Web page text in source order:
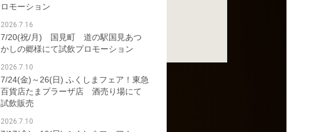
ロモーション
2026.7.16
7/20(祝/月) 国見町 道の駅国見あつ
かしの郷様にて試飲プロモーション
2026.7.10
7/24(金)～26(日) ふくしまフェア！東急
百貨店たまプラーザ店 酒売り場にて
試飲販売
2026.7.10